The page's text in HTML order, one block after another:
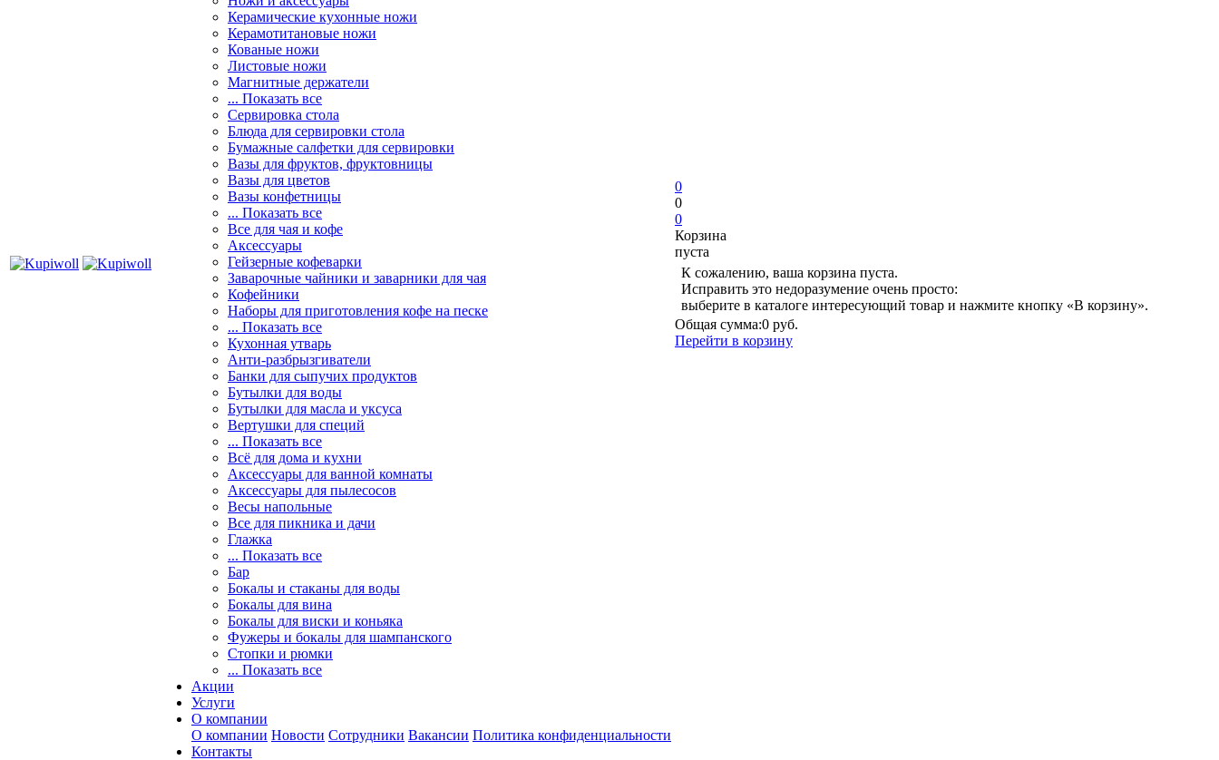
Керамические кухонные ножи
Керамотитановые ножи
Кованые ножи
Листовые ножи
Магнитные держатели
... Показать все
Сервировка стола
Блюда для сервировки стола
Бумажные салфетки для сервировки
Вазы для фруктов, фруктовницы
Вазы для цветов
Вазы конфетницы
... Показать все
Все для чая и кофе
Аксессуары
Гейзерные кофеварки
Заварочные чайники и заварники для чая
Кофейники
Наборы для приготовления кофе на песке
... Показать все
Кухонная утварь
Анти-разбрызгиватели
Банки для сыпучих продуктов
Бутылки для воды
Бутылки для масла и уксуса
Вертушки для специй
... Показать все
Всё для дома и кухни
Аксессуары для ванной комнаты
Аксессуары для пылесосов
Весы напольные
Все для пикника и дачи
Глажка
... Показать все
Бар
Бокалы и стаканы для воды
Бокалы для вина
Бокалы для виски и коньяка
Фужеры и бокалы для шампанского
Стопки и рюмки
... Показать все
Акции
Услуги
О компании
О компании Новости Сотрудники Вакансии Политика конфиденциальности
Контакты
0
0
0
Корзина
пуста
К сожалению, ваша корзина пуста.
Исправить это недоразумение очень просто:
выберите в каталоге интересующий товар и нажмите кнопку «В корзину».
Общая сумма:0 руб.
Перейти в корзину